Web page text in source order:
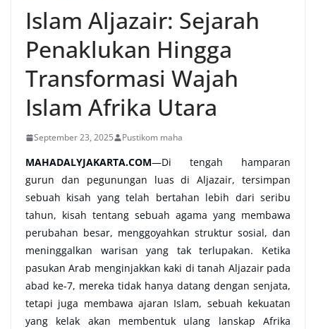
Islam Aljazair: Sejarah
Penaklukan Hingga
Transformasi Wajah
Islam Afrika Utara
September 23, 2025 Pustikom maha
MAHADALYJAKARTA.COM—Di tengah hamparan
gurun dan pegunungan luas di Aljazair, tersimpan
sebuah kisah yang telah bertahan lebih dari seribu
tahun, kisah tentang sebuah agama yang membawa
perubahan besar, menggoyahkan struktur sosial, dan
meninggalkan warisan yang tak terlupakan. Ketika
pasukan Arab menginjakkan kaki di tanah Aljazair pada
abad ke-7, mereka tidak hanya datang dengan senjata,
tetapi juga membawa ajaran Islam, sebuah kekuatan
yang kelak akan membentuk ulang lanskap Afrika